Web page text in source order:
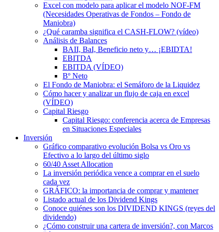
Excel con modelo para aplicar el modelo NOF-FM
(Necesidades Operativas de Fondos – Fondo de
Maniobra)
¿Qué caramba significa el CASH-FLOW? (vídeo)
Análisis de Balances
BAII, BaI, Beneficio neto y… ¡EBIDTA!
EBITDA
EBITDA (VÍDEO)
Bº Neto
El Fondo de Maniobra: el Semáforo de la Liquidez
Cómo hacer y analizar un flujo de caja en excel
(VÍDEO)
Capital Riesgo
Capital Riesgo: conferencia acerca de Empresas
en Situaciones Especiales
Inversión
Gráfico comparativo evolución Bolsa vs Oro vs
Efectivo a lo largo del último siglo
60/40 Asset Allocation
La inversión periódica vence a comprar en el suelo
cada vez
GRÁFICO: la importancia de comprar y mantener
Listado actual de los Dividend Kings
Conoce quiénes son los DIVIDEND KINGS (reyes del
dividendo)
¿Cómo construir una cartera de inversión?, con Marcos